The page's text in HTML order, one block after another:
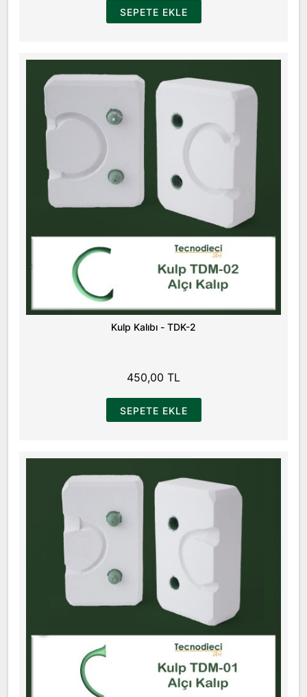
SEPETE EKLE
Kulp Kalıbı - TDK-2
450,00 TL
SEPETE EKLE